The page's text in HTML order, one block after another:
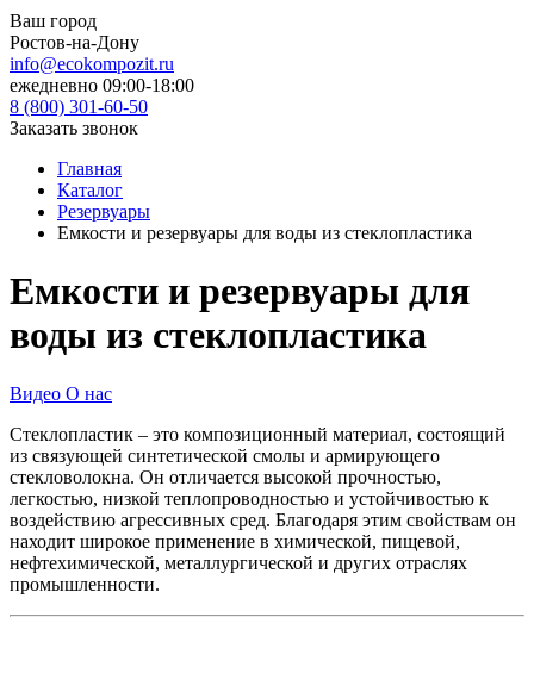
Ваш город
Ростов-на-Дону
info@ecokompozit.ru
ежедневно 09:00-18:00
8 (800) 301-60-50
Заказать звонок
Главная
Каталог
Резервуары
Емкости и резервуары для воды из стеклопластика
Емкости и резервуары для
воды из стеклопластика
Видео О нас
Стеклопластик – это композиционный материал, состоящий
из связующей синтетической смолы и армирующего
стекловолокна. Он отличается высокой прочностью,
легкостью, низкой теплопроводностью и устойчивостью к
воздействию агрессивных сред. Благодаря этим свойствам он
находит широкое применение в химической, пищевой,
нефтехимической, металлургической и других отраслях
промышленности.